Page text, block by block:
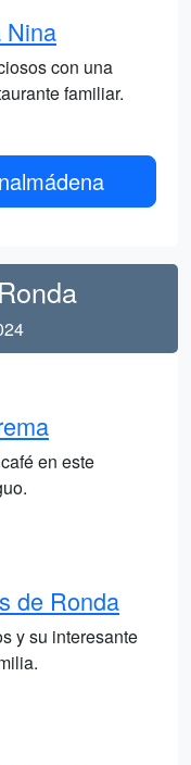
Nina
con una
familiar.
en este
de Ronda
y su interesante